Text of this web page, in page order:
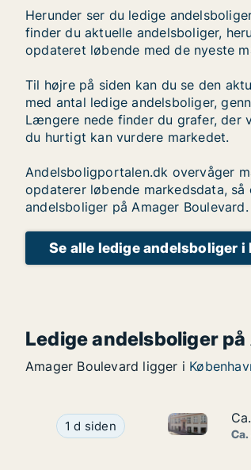
Herunder ser du ledige
finder du aktuelle andelsboliger,
opdateret løbende med de nyeste
Til højre på siden kan du se den
med antal ledige andelsboliger,
Længere nede finder du grafer, der
du hurtigt kan vurdere markedet.
Andelsboligportalen.dk overvåger
opdaterer løbende markedsdata,
andelsboliger på Amager Boulevard.
Se alle ledige andelsboliger i
Ledige andelsboliger
Amager Boulevard ligger i
Ca. 85 m2 andelsbolig til salg
1 d siden Ca. 85 m2